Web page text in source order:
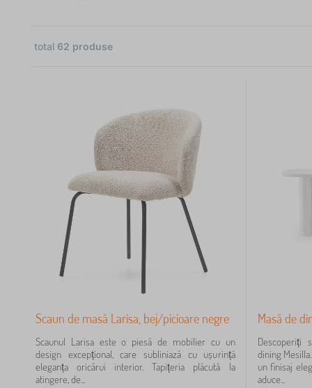
total 62 produse
Scaun de masă Larisa, bej/picioare negre
Scaunul Larisa este o piesă de mobilier cu un
design excepțional, care subliniază cu ușurință
eleganța oricărui interior. Tapițeria plăcută la
atingere, de...
Masă de
Descoperiți
dining
un finisaj
aduce...